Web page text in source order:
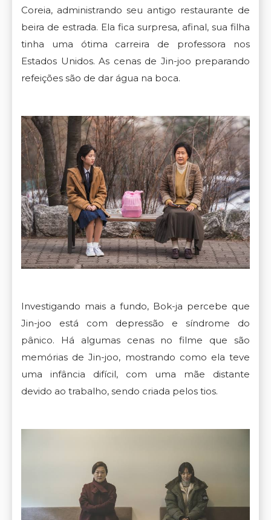
Coreia, administrando seu antigo restaurante de
beira de estrada. Ela fica surpresa, afinal, sua filha
tinha uma ótima carreira de professora nos
Estados Unidos. As cenas de Jin-joo preparando
refeições são de dar água na boca.
Investigando mais a fundo, Bok-ja percebe que
Jin-joo está com depressão e síndrome do
pânico. Há algumas cenas no filme que são
memórias de Jin-joo, mostrando como ela teve
uma infância difícil, com uma mãe distante
devido ao trabalho, sendo criada pelos tios.